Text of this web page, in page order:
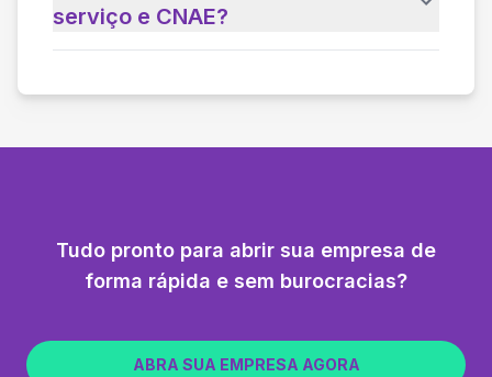
serviço e CNAE?
Tudo pronto para abrir sua empresa de
forma rápida e sem burocracias?
ABRA SUA EMPRESA AGORA